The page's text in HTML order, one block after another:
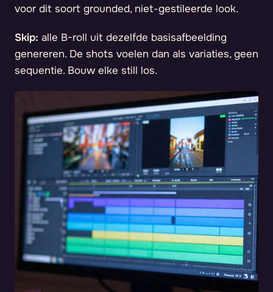
voor dit soort grounded, niet-gestileerde look.
Skip: alle B-roll uit dezelfde basisafbeelding
genereren. De shots voelen dan als variaties, geen
sequentie. Bouw elke still los.